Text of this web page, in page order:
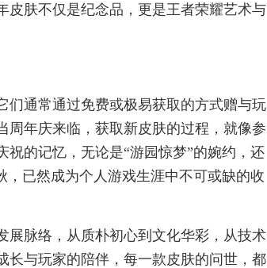
皮肤不仅是纪念品，更是王者荣耀艺术与
们通常通过免费或极易获取的方式赠与玩
周年庆来临，获取新皮肤的过程，就像参
的记忆，无论是“游园惊梦”的婉约，还
，已然成为个人游戏生涯中不可或缺的收
展脉络，从质朴初心到文化华彩，从技术
长与玩家的陪伴，每一款皮肤的问世，都